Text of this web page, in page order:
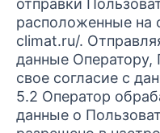
отправки
расположенные на
climat.ru/.
данные Оператору,
свое согласие с
5.2 Оператор
данные о